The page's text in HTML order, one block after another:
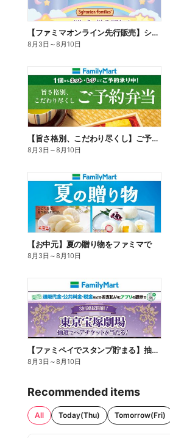
【ファミマオンライン先行販売】シルバニアファミリー
8月3日 ～8月10日
【旨さ格別、こだわり尽くし】ご予約弁当
8月3日 ～8月10日
【お中元】夏の贈り物をファミマで
8月3日 ～8月10日
【ファミペイでスタンプ貯まる】抽選でペアチケットが当たる!
8月3日 ～8月10日
Recommended items
All Today(Thu) Tomorrow(Fri)